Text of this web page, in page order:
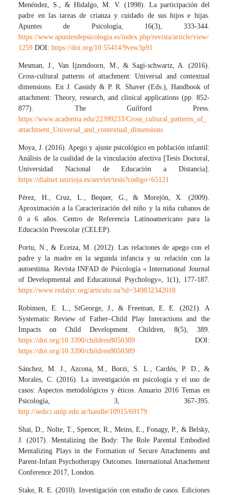
Menéndez, S., & Hidalgo, M. V. (1998). La participación del
padre en las tareas de crianza y cuidado de sus hijos e hijas.
Apuntes de Psicología, 16(3), 333-344.
https://www.apuntesdepsicologia.es/index.php/revista/article/view/
1259 DOI:https://doi.org/10.55414/9vew3p91
Mesman, J., Van Ijzendoorn, M., & Sagi-schwartz, A. (2016).
Cross-cultural patterns of attachment: Universal and contextual
dimensions. En J. Cassidy & P. R. Shaver (Eds.), Handbook of
attachment: Theory, research, and clinical applications (pp. 852-
877). The Guilford Press.
https://www.academia.edu/22399233/Cross_cultural_patterns_of_
attachment_Universal_and_contextual_dimensions
Moya, J. (2016). Apego y ajuste psicológico en población infantil:
Análisis de la cualidad de la vinculación afectiva [Tesis Doctoral,
Universidad Nacional de Educación a Distancia].
https://dialnet.unirioja.es/servlet/tesis?codigo=65121
Pérez, H., Cruz, L., Bequer, G., & Morejón, X. (2009).
Aproximación a la Caracterización del niño y la niña cubanos de
0 a 6 años. Centro de Referencia Latinoamericano para la
Educación Preescolar (CELEP).
Portu, N., & Eceiza, M. (2012). Las relaciones de apego con el
padre y la madre en la segunda infancia y su relación con la
autoestima. Revista INFAD de Psicología « International Journal
of Developmental and Educational Psychology», 1(1), 177-187.
https://www.redalyc.org/articulo.oa?id=349832342018
Robinson, E. L., StGeorge, J., & Freeman, E. E. (2021). A
Systematic Review of Father–Child Play Interactions and the
Impacts on Child Development. Children, 8(5), 389.
https://doi.org/10.3390/children8050389 DOI:
https://doi.org/10.3390/children8050389
Sánchez, M. J., Azcona, M., Borzi, S. L., Cardós, P. D., &
Morales, C. (2016). La investigación en psicología y el uso de
casos: Aspectos metodológicos y éticos. Anuario 2016 Temas en
Psicología, 3, 367-395.
http://sedici.unlp.edu.ar/handle/10915/69179
Shai, D., Nolte, T., Spencer, R., Meins, E., Fonagy, P., & Belsky,
J. (2017). Mentalizing the Body: The Role Parental Embodied
Mentalizing Plays in the Formation of Secure Attachments and
Parent-Infant Psychotherapy Outcomes. International Attachement
Conference 2017, London.
Stake, R. E. (2010). Investigación con estudio de casos. Ediciones